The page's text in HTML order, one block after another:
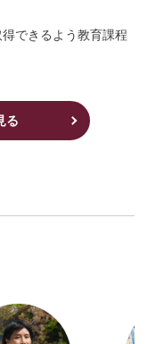
できるよう教育課程
る